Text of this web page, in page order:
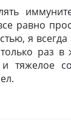
равно
я
раз
и тяжелое